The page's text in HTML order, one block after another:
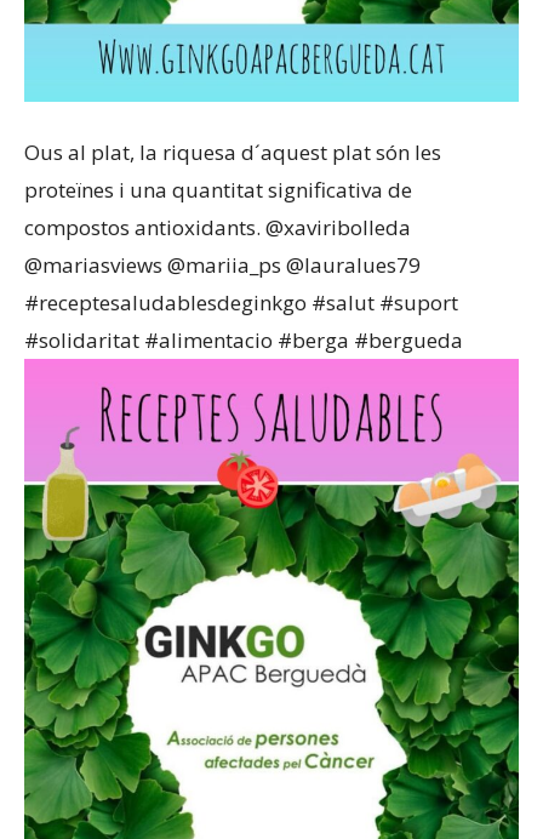
Ous al plat, la riquesa d´aquest plat són les
proteïnes i una quantitat significativa de
compostos antioxidants. @xaviribolleda
@mariasviews @mariia_ps @lauralues79
#receptesaludablesdeginkgo #salut #suport
#solidaritat #alimentacio #berga #bergueda